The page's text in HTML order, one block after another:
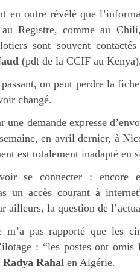
en outre révélé que
Registre, comme au
sont souvent
(pdt de la CCIF au
on peut perdre la
changé.
une demande expresse
en avril dernier, à
est totalement inadapté en
se connecter : encore
un accès courant à
ailleurs, la question de
m’a pas rapporté que les
: “les postes ont omis
Radya Rahal en Algérie.